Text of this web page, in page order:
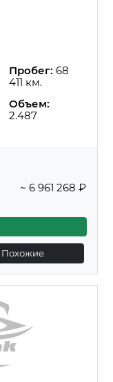
Пробег: 68
411 км.
Объем:
2.487
~ 6 961 268 ₽
Похожие